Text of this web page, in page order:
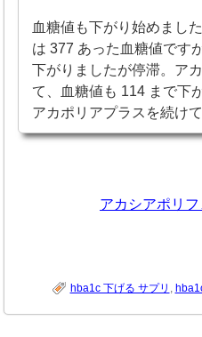
血糖値も下がり始めまし
は 377 あった血糖値です
下がりましたが停滞。ア
て、血糖値も 114 まで下
アカポリアプラスを続け
アカシアポリ
hba1c 下げる サプリ ,